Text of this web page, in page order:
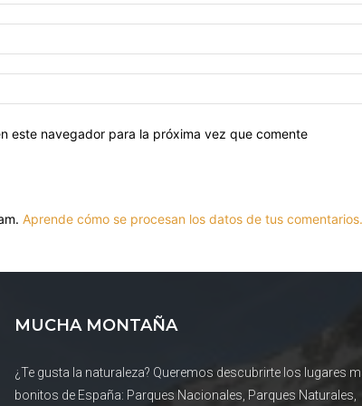
este navegador para la próxima vez que comente
Aprende cómo se procesan los datos de tus comentarios.
MUCHA MONTAÑA
¿Te gusta la naturaleza? Queremos descubrirte los lugares
bonitos de España: Parques Nacionales, Parques Naturales,